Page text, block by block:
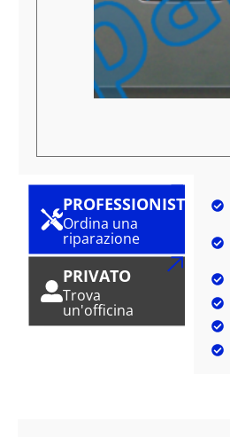
PROFESSIONISTA
Ordina una
riparazione
PRIVATO
Trova
un'officina